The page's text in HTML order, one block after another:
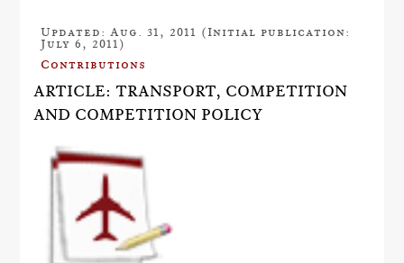
Updated: Aug. 31, 2011 (Initial publication:
July 6, 2011)
Contributions
ARTICLE: TRANSPORT, COMPETITION
AND COMPETITION POLICY